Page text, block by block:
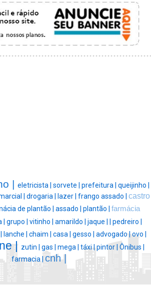
| eletricista | sorvete | prefeitura | queijinho |
| drogaria | lazer | frango assado | castro
de plantão | assado | plantão | farmácia
| grupo | vitinho | amarildo | jaque | | pedreiro |
lanche | chaim | casa | gesso | advogado |ovo |
| zutin | gas | mega | táxi |pintor | Ônibus |
farmacia | cnh |